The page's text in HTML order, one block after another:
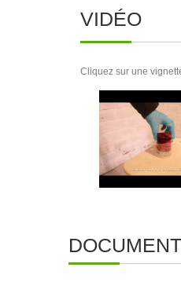
VIDÉO
Cliquez sur une